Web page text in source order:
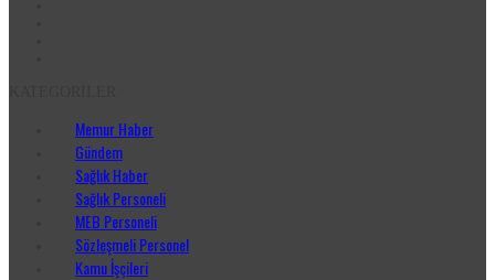
Memur Haber
Gündem
Sağlık Haber
Sağlık Personeli
MEB Personeli
Sözleşmeli Personel
Kamu İşçileri